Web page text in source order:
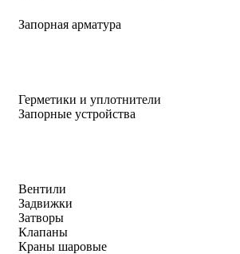
Запорная арматура
Герметики и уплотнители
Запорные устройства
Вентили
Задвижки
Затворы
Клапаны
Краны шаровые